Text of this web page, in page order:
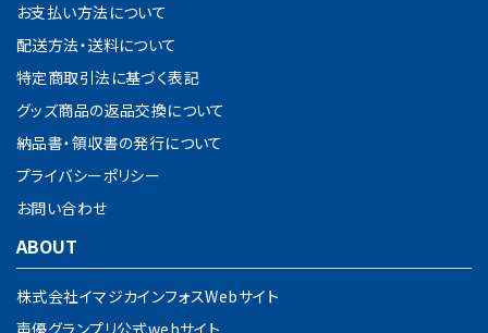
お支払い方法について
配送方法・送料について
特定商取引法に基づく表記
グッズ商品の返品交換について
納品書・領収書の発行について
プライバシーポリシー
お問い合わせ
ABOUT
株式会社イマジカインフォスWebサイト